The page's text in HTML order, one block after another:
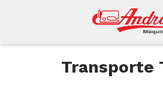
Andrade
Transporte